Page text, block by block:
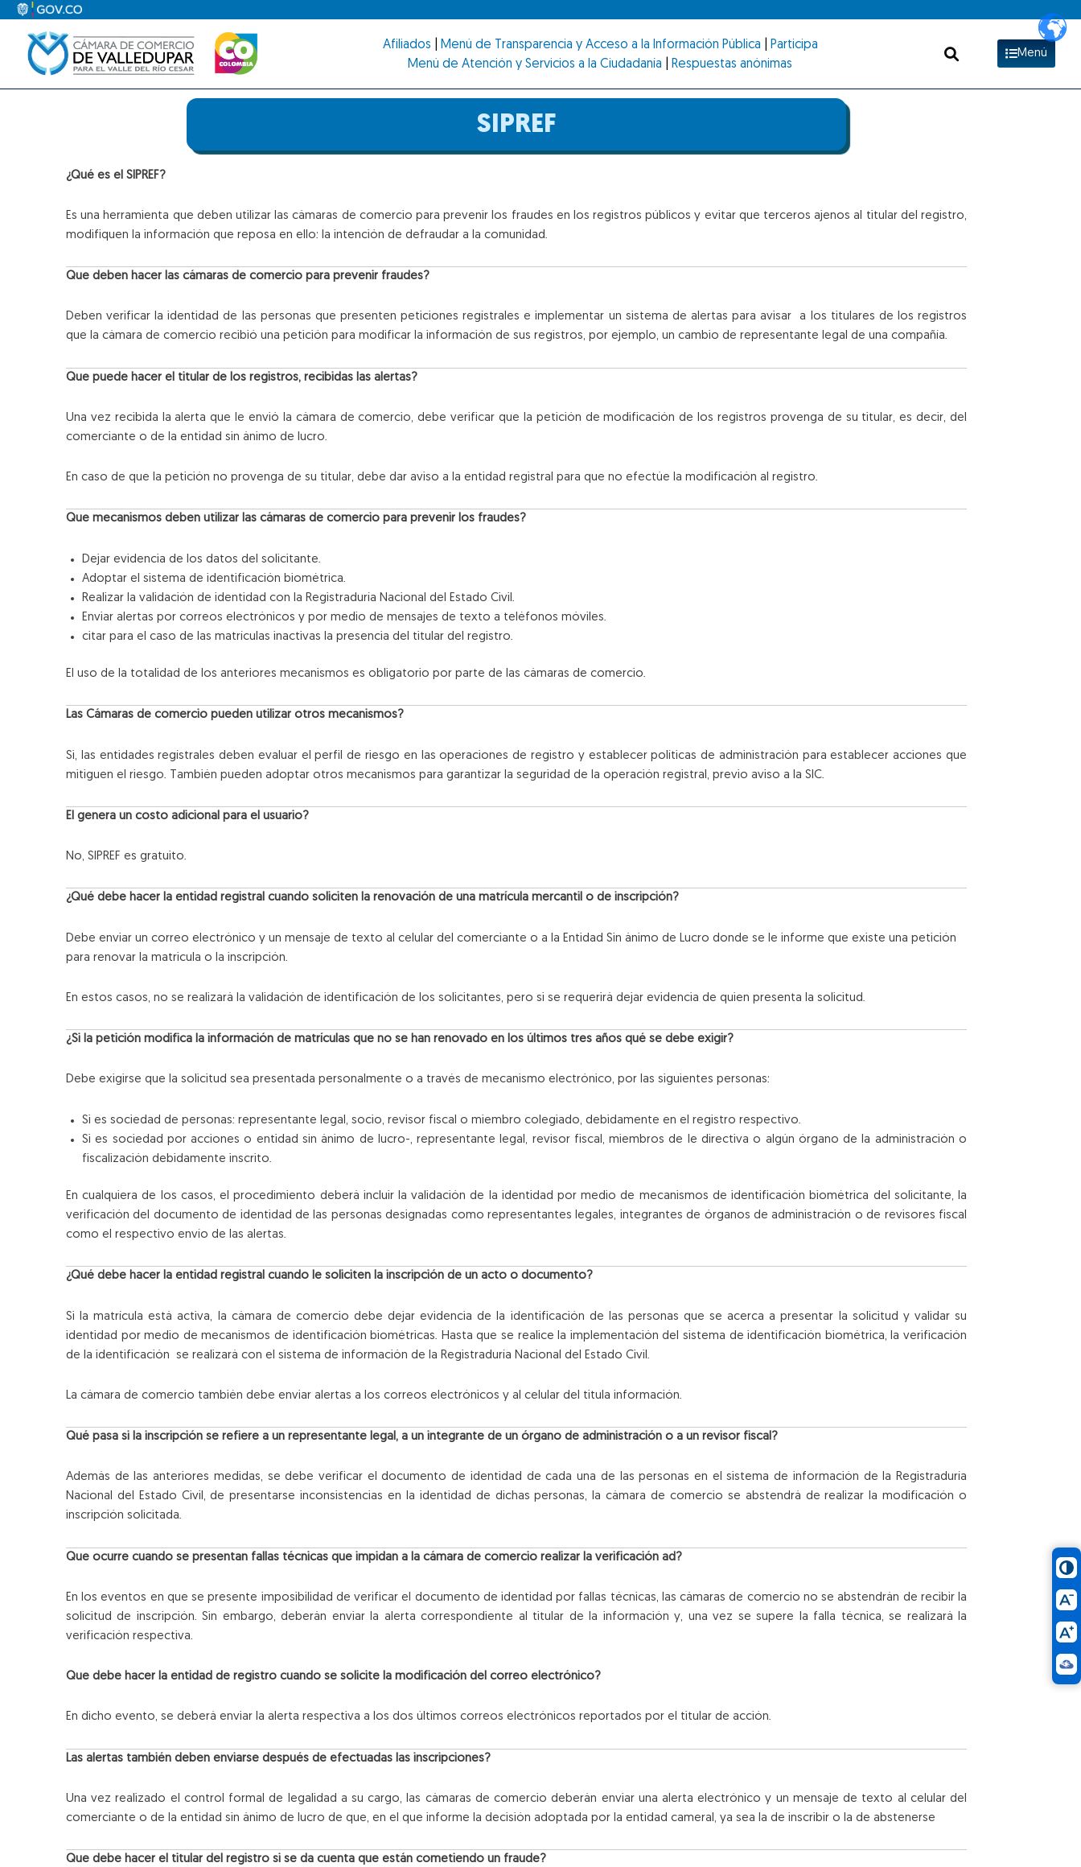
contenido
Afiliados Menú de Transparencia y Acceso a la Información Pública
Participa
Menú de Atención y Servicios a la Ciudadanía
Respuestas anónimas
Menú
SIPREF
¿Qué es el SIPREF?
Es una herramienta que deben utilizar las cámaras de comercio para prevenir los fraudes en los registros públicos y evitar que terceros ajenos al titular del registro,
modifiquen la información que reposa en ello: la intención de defraudar a la comunidad.
Que deben hacer las cámaras de comercio para prevenir fraudes?
Deben verificar la identidad de las personas que presenten peticiones regístrales e implementar un sistema de alertas para avisar
a los titulares de los registros
que la cámara de comercio recibió una petición para modificar la información de sus registros, por ejemplo, un cambio de representante legal de una compañía.
Que puede hacer el titular de los registros, recibidas las alertas?
Una vez recibida la alerta que le envió la cámara de comercio, debe verificar que la petición de modificación de los registros provenga de su titular, es decir, del
comerciante o de la entidad sin ánimo de lucro.
En caso de que la petición no provenga de su titular, debe dar aviso a la entidad registral para que no efectúe la modificación al registro.
Que mecanismos deben utilizar las cámaras de comercio para prevenir los fraudes?
Dejar evidencia de los datos del solicitante.
Adoptar el sistema de identificación biométrica.
Realizar la validación de identidad con la Registraduría Nacional del Estado Civil.
Enviar alertas por correos electrónicos y por medio de mensajes de texto a teléfonos móviles.
citar para el caso de las matrículas inactivas la presencia del titular del registro.
El uso de la totalidad de los anteriores mecanismos es obligatorio por parte de las cámaras de comercio.
Las Cámaras de comercio pueden utilizar otros mecanismos?
Si, las entidades regístrales deben evaluar el perfil de riesgo en las operaciones de registro y establecer políticas de administración para establecer acciones que
mitiguen el riesgo. También pueden adoptar otros mecanismos para garantizar la seguridad de la operación registral, previo aviso a la SIC.
El genera un costo adicional para el usuario?
No, SIPREF es gratuito.
¿Qué debe hacer la entidad registral cuando soliciten la renovación de una matrícula mercantil o de inscripción?
Debe enviar un correo electrónico y un mensaje de texto al celular del comerciante o a la Entidad Sin ánimo de Lucro donde se le informe que existe una petición
para renovar la matricula o la inscripción.
En estos casos, no se realizará la validación de identificación de los solicitantes, pero si se requerirá dejar evidencia de quien presenta la solicitud.
¿Si la petición modifica la información de matrículas que no se han renovado en los últimos tres años qué se debe exigir?
Debe exigirse que la solicitud sea presentada personalmente o a través de mecanismo electrónico, por las siguientes personas:
Si es sociedad de personas: representante legal, socio, revisor fiscal o miembro colegiado, debidamente en el registro respectivo.
Si es sociedad por acciones o entidad sin ánimo de lucro-, representante legal, revisor fiscal, miembros de le directiva o algún órgano de la administración o
fiscalización debidamente inscrito.
En cualquiera de los casos, el procedimiento deberá incluir la validación de la identidad por medio de mecanismos de identificación biométrica del solicitante, la
verificación del documento de identidad de las personas designadas como representantes legales, integrantes de órganos de administración o de revisores fiscal
como el respectivo envío de las alertas.
¿Qué debe hacer la entidad registral cuando le soliciten la inscripción de un acto o documento?
Si la matrícula está activa, la cámara de comercio debe dejar evidencia de la identificación de las personas que se acerca a presentar la solicitud y validar su
identidad por medio de mecanismos de identificación biométricas. Hasta que se realice la implementación del sistema de identificación biométrica, la verificación
de la identificación se realizará con el sistema de información de la Registraduría Nacional del Estado Civil.
La cámara de comercio también debe enviar alertas a los correos electrónicos y al celular del titula información.
Qué pasa si la inscripción se refiere a un representante legal, a un integrante de un órgano de administración o a un revisor fiscal?
Además de las anteriores medidas, se debe verificar el documento de identidad de cada una de las personas en el sistema de información de la Registraduría
Nacional del Estado Civil, de presentarse inconsistencias en la identidad de dichas personas, la cámara de comercio se abstendrá de realizar la modificación o
inscripción solicitada.
Que ocurre cuando se presentan fallas técnicas que impidan a la cámara de comercio realizar la verificación ad?
En los eventos en que se presente imposibilidad de verificar el documento de identidad por fallas técnicas, las cámaras de comercio no se abstendrán de recibir la
solicitud de inscripción. Sin embargo, deberán enviar la alerta correspondiente al titular de la información y, una vez se supere la falla técnica, se realizará la
verificación respectiva.
Que debe hacer la entidad de registro cuando se solicite la modificación del correo electrónico?
En dicho evento, se deberá enviar la alerta respectiva a los dos últimos correos electrónicos reportados por el titular de acción.
Las alertas también deben enviarse después de efectuadas las inscripciones?
Una vez realizado el control formal de legalidad a su cargo, las cámaras de comercio deberán enviar una alerta electrónico y un mensaje de texto al celular del
comerciante o de la entidad sin ánimo de lucro de que, en el que informe la decisión adoptada por la entidad cameral, ya sea la de inscribir o la de abstenerse
Que debe hacer el titular del registro si se da cuenta que están cometiendo un fraude?